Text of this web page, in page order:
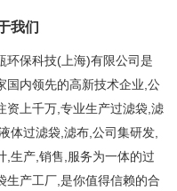
我们
环保科技(上海)有限公司是
国内领先的高新技术企业,公
资上千万,专业生产过滤袋,滤
体过滤袋,滤布,公司集研发,
,生产,销售,服务为一体的过
生产工厂,是你值得信赖的合